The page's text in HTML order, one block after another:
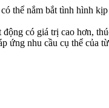
thể nắm bắt tình hình
có giá trị cao hơn,
ứng nhu cầu cụ thể của